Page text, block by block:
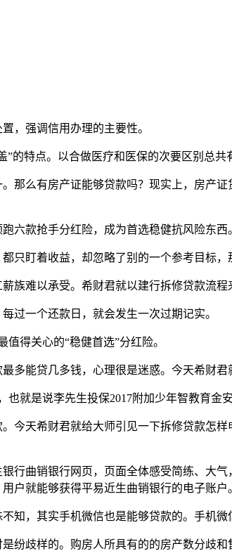
，强调信用办理的主要性。
特点。以合做医疗和医保的次要区别总共
么有房产证能够贷款吗？现实上，房产证
款抢手分红险，成为首选稳健抗风险东西
盯着收益，却忽略了别的一个参考目标，
难以承受。希财君就以建行拆修贷款流程
一个还款日，就会发生一次过期记实。
得关心的“稳健首选”分红险。
能贷几多钱，心理很是迷惑。今天希财君
是说李先生投保2017附加少年智教育金安
天希财君就给大师引见一下拆修贷款怎样
曲销银行网页，页面全体感受简练、大气
户就能够获得平易近生曲销银行的电子账户
，其实手机微信也是能够贷款的。手机微
歧样的。购房人所具有的的房产数分歧和